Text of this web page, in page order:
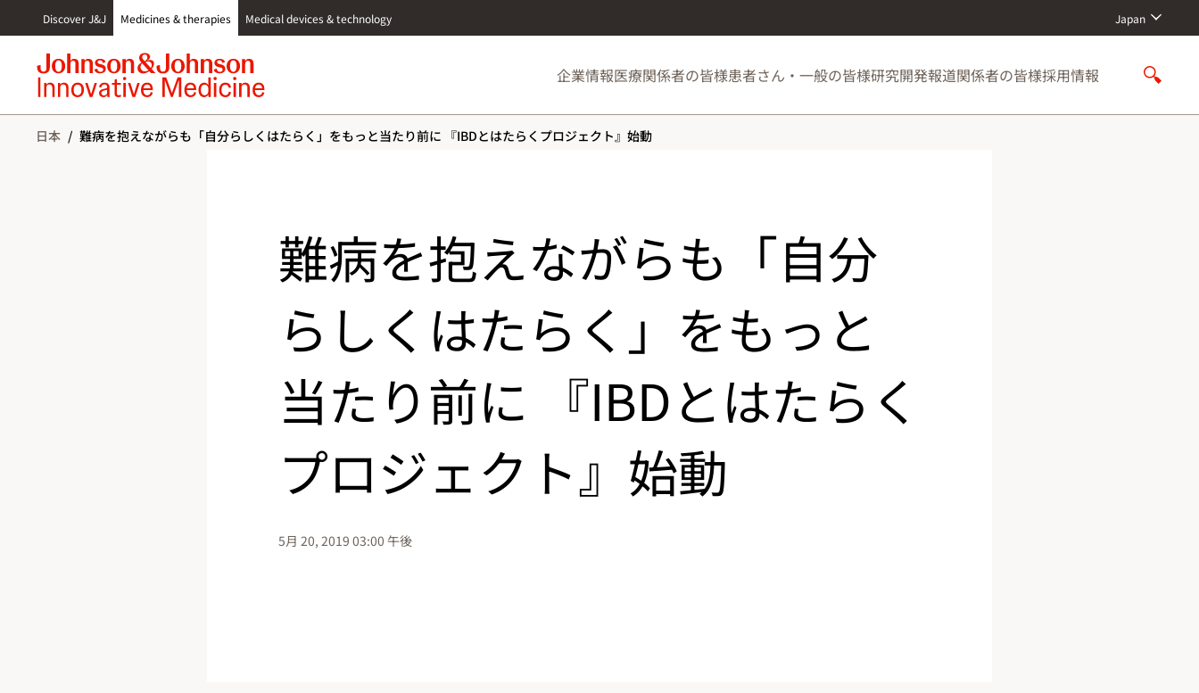
c
Discover J&J Medicines & therapies Medical devices & technology Japan
企業情報医療関係者の皆様患者さん・一般の皆様研究開発報道関係者の皆様採用情報
S
o
日本 / 難病を抱えながらも「自分らしくはたらく」をもっと当たり前に 『IBDとはたらくプロジェクト』始動
難病を抱えながらも「自分
らしくはたらく」をもっと
当たり前に 『IBDとはたらく
プロジェクト』始動
5月 20, 2019 03:00 午後